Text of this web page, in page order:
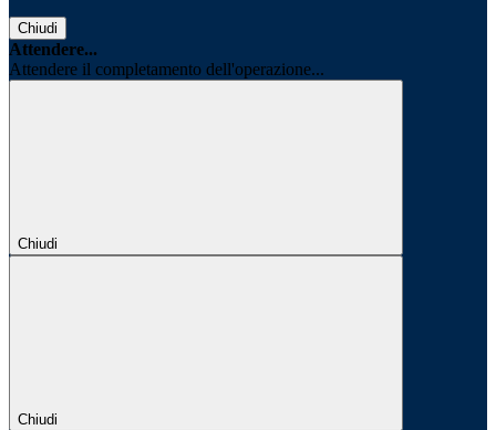
Chiudi
Attendere...
Attendere il completamento dell'operazione...
Chiudi
Chiudi